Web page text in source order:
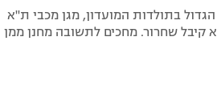
בתולדות המועדון, מגן מכבי ת"א
קיבל שחרור. מחכים לתשובה מחנן ממן